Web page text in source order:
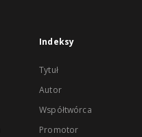
Indeksy
Tytuł
Autor
Współtwórca
Promotor